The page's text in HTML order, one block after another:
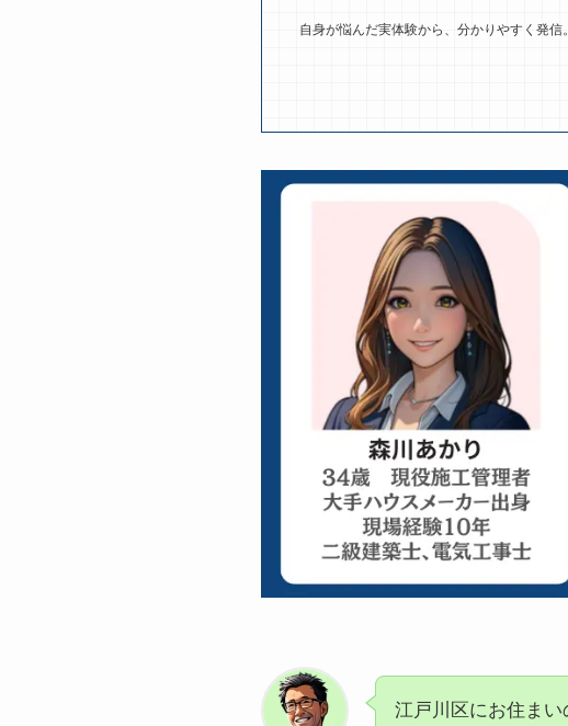
自身が悩んだ実体験から、分かりやすく発
江戸川区にお住ま